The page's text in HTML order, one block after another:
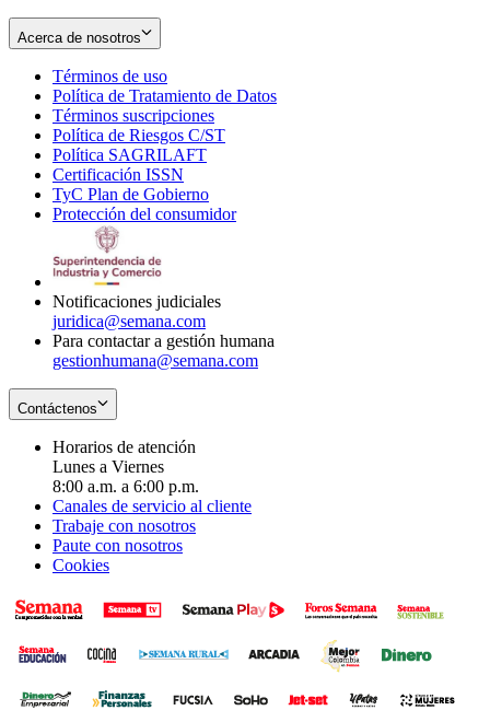
Acerca de nosotros
Términos de uso
in
new
window
Política de Tratamiento de Datos
Términos suscripciones
in
Política de Riesgos C/ST
Política SAGRILAFT
new
window
Certificación ISSN
in
new
TyC Plan de Gobierno
in
Protección del consumidorOpens
Notificaciones judiciales
juridica@semana.com
Para contactar a gestión humana
gestionhumana@semana.com
Contáctenos
Horarios de atención
Lunes a Viernes
8:00 a.m. a 6:00 p.m.
Canales de servicio al cliente
Trabaje con nosotros
Paute con nosotros
Cookies